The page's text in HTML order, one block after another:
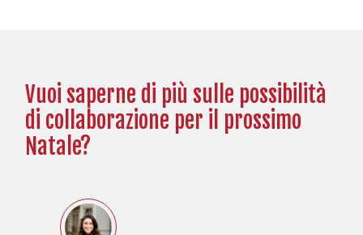
Vuoi saperne di più sulle possibilità
di collaborazione per il prossimo
Natale?